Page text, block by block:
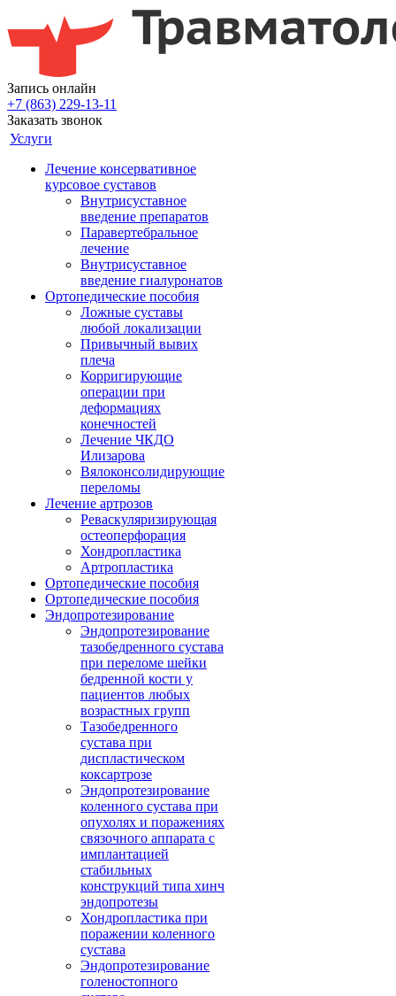
Запись онлайн
+7 (863) 229-13-11
Заказать звонок
Услуги
Лечение консервативное
курсовое суставов
Внутрисуставное
введение препаратов
Паравертебральное
лечение
Внутрисуставное
введение гиалуронатов
Ортопедические пособия
Ложные суставы
любой локализации
Привычный вывих
плеча
Корригирующие
операции при
деформациях
конечностей
Лечение ЧКДО
Илизарова
Вялоконсолидирующие
переломы
Лечение артрозов
Реваскуляризирующая
остеоперфорация
Хондропластика
Артропластика
Ортопедические пособия
Ортопедические пособия
Эндопротезирование
Эндопротезирование
тазобедренного сустава
при переломе шейки
бедренной кости у
пациентов любых
возрастных групп
Тазобедренного
сустава при
диспластическом
коксартрозе
Эндопротезирование
коленного сустава при
опухолях и поражениях
связочного аппарата с
имплантацией
стабильных
конструкций типа хинч
эндопротезы
Хондропластика при
поражении коленного
сустава
Эндопротезирование
голеностопного